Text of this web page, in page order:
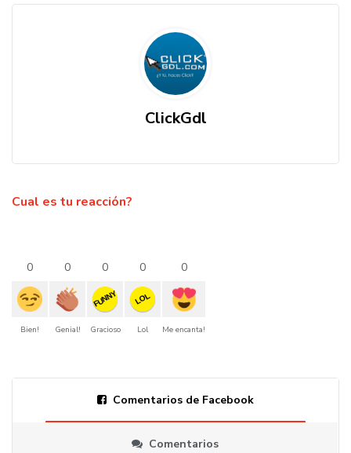
ClickGdl
Cual es tu reacción?
0
Bien!
0
Genial!
0
FUNNY
Gracioso
0
LOL
Lol
0
Me encanta!
Comentarios de Facebook
Comentarios